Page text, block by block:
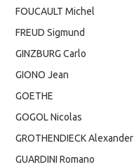
FOUCAULT Michel
FREUD Sigmund
GINZBURG Carlo
GIONO Jean
GOETHE
GOGOL Nicolas
GROTHENDIECK Alexander
GUARDINI Romano